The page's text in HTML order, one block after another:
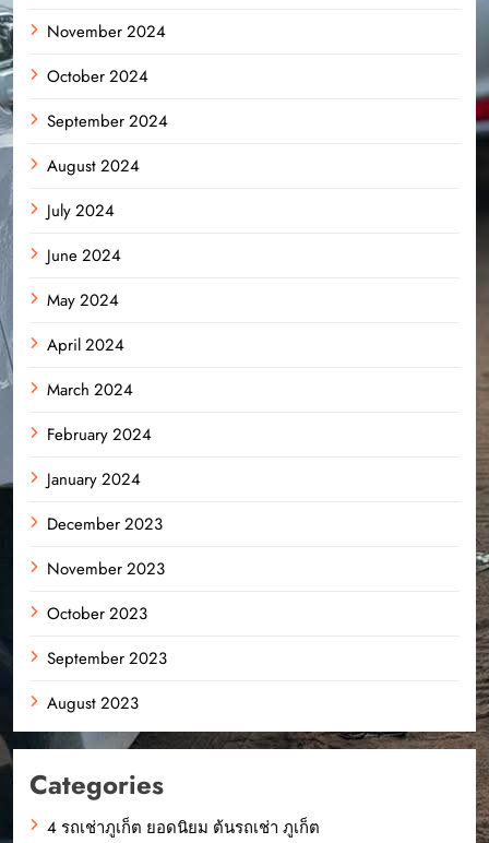
November 2024
October 2024
September 2024
August 2024
July 2024
June 2024
May 2024
April 2024
March 2024
February 2024
January 2024
December 2023
November 2023
October 2023
September 2023
August 2023
Categories
4 รถเช่าภูเก็ต ยอดนิยม ต้นรถเช่า ภูเก็ต